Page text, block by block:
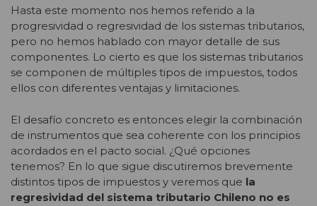
Hasta este momento nos hemos referido a la
progresividad o regresividad de los sistemas tributarios,
pero no hemos hablado con mayor detalle de sus
componentes. Lo cierto es que los sistemas tributarios
se componen de múltiples tipos de impuestos, todos
ellos con diferentes ventajas y limitaciones.
El desafío concreto es entonces elegir la combinación
de instrumentos que sea coherente con los principios
acordados en el pacto social. ¿Qué opciones
tenemos? En lo que sigue discutiremos brevemente
distintos tipos de impuestos y veremos que la
regresividad del sistema tributario Chileno no es